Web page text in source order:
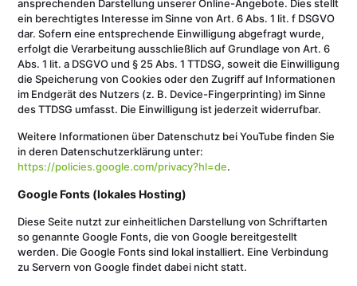
ansprechenden Darstellung unserer Online-Angebote. Dies stellt
ein berechtigtes Interesse im Sinne von Art. 6 Abs. 1 lit. f DSGVO
dar. Sofern eine entsprechende Einwilligung abgefragt wurde,
erfolgt die Verarbeitung ausschließlich auf Grundlage von Art. 6
Abs. 1 lit. a DSGVO und § 25 Abs. 1 TTDSG, soweit die Einwilligung
die Speicherung von Cookies oder den Zugriff auf Informationen
im Endgerät des Nutzers (z. B. Device-Fingerprinting) im Sinne
des TTDSG umfasst. Die Einwilligung ist jederzeit widerrufbar.
Weitere Informationen über Datenschutz bei YouTube finden Sie
in deren Datenschutzerklärung unter:
https://policies.google.com/privacy?hl=de.
Google Fonts (lokales Hosting)
Diese Seite nutzt zur einheitlichen Darstellung von Schriftarten
so genannte Google Fonts, die von Google bereitgestellt
werden. Die Google Fonts sind lokal installiert. Eine Verbindung
zu Servern von Google findet dabei nicht statt.